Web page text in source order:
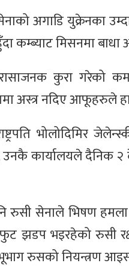
अगाडि युक्रेनका
कम्ब्याट मिसनमा
कुरा गरेको
अस्त्र नदिए आफूहरुले
भोलोदिमिर
उनकै कार्यालयले दैनिक
रुसी सेनाले भिषण
झडप भइरहेको रुसी
भूभाग रुसको नियन्त्रण